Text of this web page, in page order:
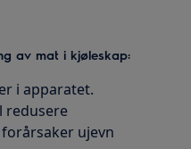
av mat i kjøleskap:
i apparatet.
redusere
ujevn